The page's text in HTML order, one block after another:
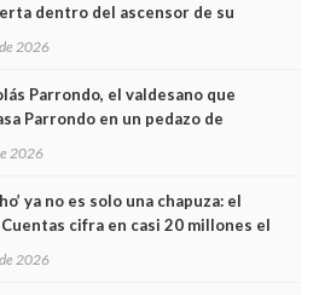
dentro del ascensor de su
cámaras captan sus últimos minutos
2026
Parrondo, el valdesano que
Parrondo en un pedazo de
2026
ya no es solo una chapuza: el
cifra en casi 20 millones el
los trenes que no cabían por los
2026